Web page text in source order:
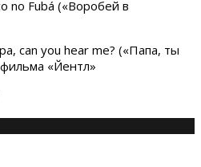
no Fubá («Воробей в
can you hear me? («Папа, ты
«Йентл»